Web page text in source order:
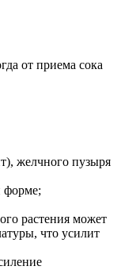
от приема сока
желчного пузыря
форме;
растения может
что усилит